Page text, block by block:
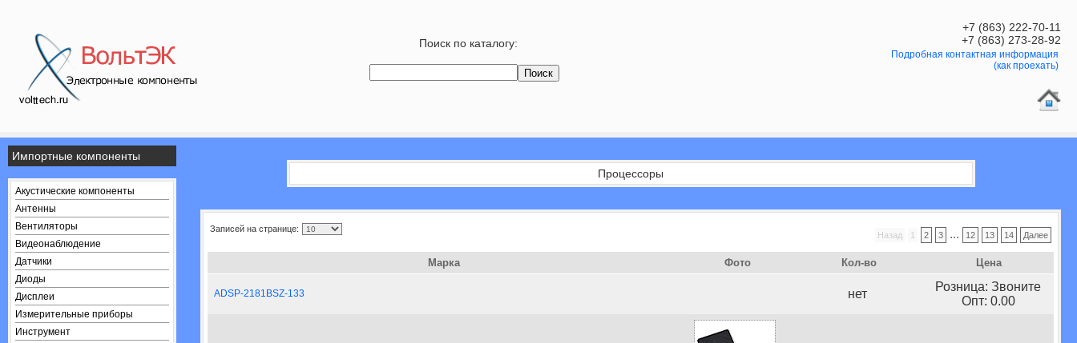
Поиск по каталогу:
+7 (863) 222-70-11
+7 (863) 273-28-92
Подробная контактная информация
(как проехать)
Импортные компоненты
Акустические компоненты
Антенны
Вентиляторы
Видеонаблюдение
Датчики
Диоды
Дисплеи
Измерительные приборы
Инструмент
Процессоры
Записей на странице:
Назад 1 2 3 ... 12 13 14 Далее
Марка Фото Кол-во Цена
ADSP-2181BSZ-133 нет
Розница: Звоните
Опт: 0.00